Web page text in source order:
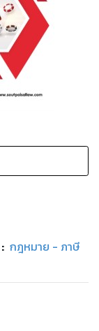
: กฎหมาย - ภาษี